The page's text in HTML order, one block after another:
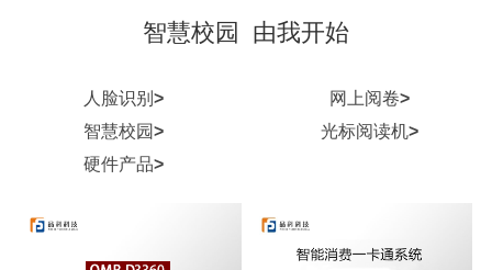
智慧校园 由我开始
人脸识别 > 网上阅卷>
智慧校园> 光标阅读机>
硬件产品>